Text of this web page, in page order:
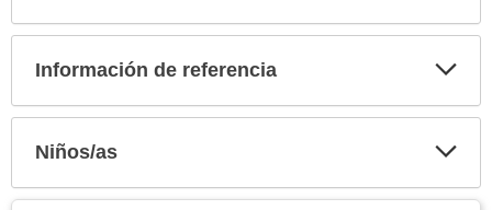
Información de referencia
Niños/as